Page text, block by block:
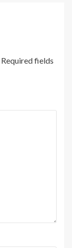
Required fields